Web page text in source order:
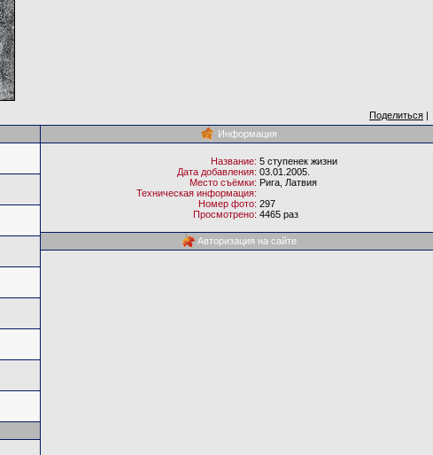
Поделиться |
Информация
Название: 5 ступенек жизни
Дата добавления: 03.01.2005.
Место съёмки: Рига, Латвия
Техническая информация:
Номер фото: 297
Просмотрено: 4465 раз
Авторизация на сайте